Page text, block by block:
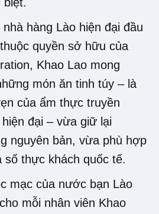
hàng Lào hiện đại đầu
quyền sở hữu của
Khao Lao mong
món ăn tinh túy – là
của ẩm thực truyền
đại – vừa giữ lại
nguyên bản, vừa phù hợp
số thực khách quốc tế.
mạc của nước bạn Lào
mỗi nhân viên Khao